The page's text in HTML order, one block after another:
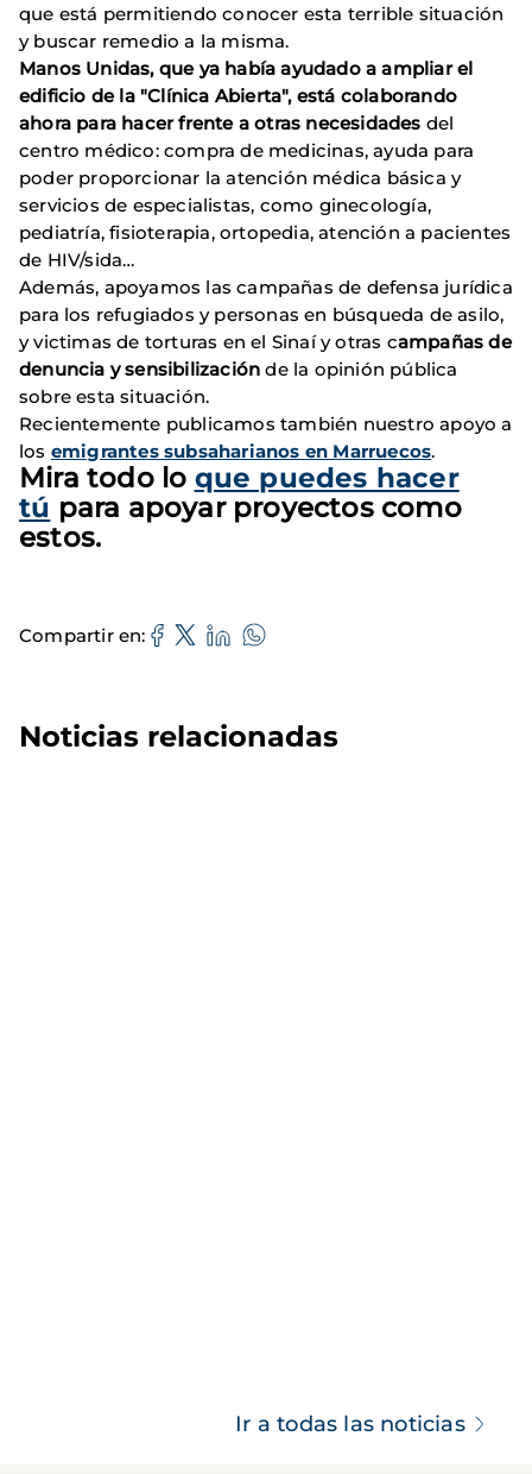
que está permitiendo conocer esta terrible situación
y buscar remedio a la misma.
Manos Unidas, que ya había ayudado a ampliar el
edificio de la "Clínica Abierta", está colaborando
ahora para hacer frente a otras necesidades del
centro médico: compra de medicinas, ayuda para
poder proporcionar la atención médica básica y
servicios de especialistas, como ginecología,
pediatría, fisioterapia, ortopedia, atención a pacientes
de HIV/sida…
Además, apoyamos las campañas de defensa jurídica
para los refugiados y personas en búsqueda de asilo,
y victimas de torturas en el Sinaí y otras campañas de
denuncia y sensibilización de la opinión pública
sobre esta situación.
Recientemente publicamos también nuestro apoyo a
los emigrantes subsaharianos en Marruecos.
Mira todo lo que puedes hacer
tú para apoyar proyectos como
estos.
Compartir en
Noticias relacionadas
Ir a todas las noticias